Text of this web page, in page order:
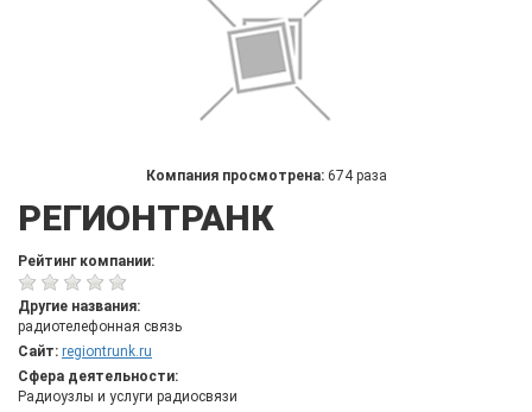
Компания просмотрена: 674 раза
РЕГИОНТРАНК
Рейтинг компании:
Другие названия:
радиотелефонная связь
Сайт: regiontrunk.ru
Сфера деятельности:
Радиоузлы и услуги радиосвязи